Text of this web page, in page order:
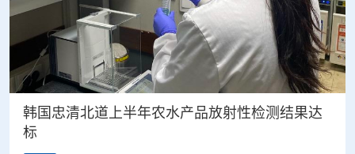
韩国忠清北道上半年农水产品放射性检测结果达
标